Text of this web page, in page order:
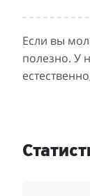
Если вы
полезно. У